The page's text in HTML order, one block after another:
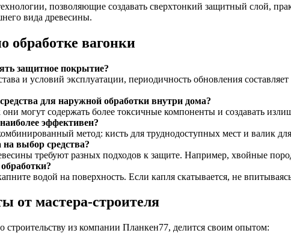
позволяющие создавать сверхтонкий защитный слой,
вида древесины.
обработке вагонки
защитное покрытие?
и условий эксплуатации, периодичность обновления
для наружной обработки внутри дома?
они могут содержать более токсичные компоненты и создавать
эффективен?
метод: кисть для труднодоступных мест и валик
выбор средства?
требуют разных подходов к защите. Например, хвойные
водой на поверхность. Если капля скатывается, не
от мастера-строителя
из компании Планкен77, делится своим опытом: